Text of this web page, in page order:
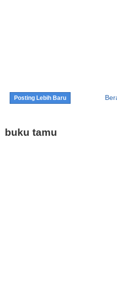
Posting Lebih Baru
buku tamu